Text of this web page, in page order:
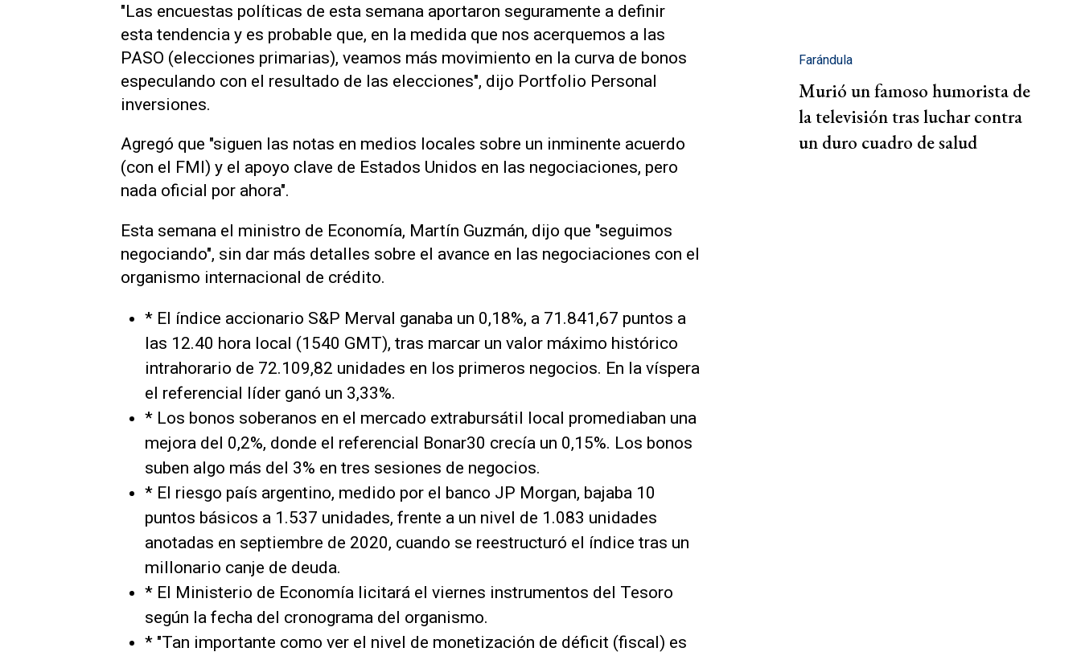
"Las encuestas políticas de esta semana aportaron seguramente a definir
esta tendencia y es probable que, en la medida que nos acerquemos a las
PASO (elecciones primarias), veamos más movimiento en la curva de bonos
especulando con el resultado de las elecciones", dijo Portfolio Personal
inversiones.
Agregó que "siguen las notas en medios locales sobre un inminente acuerdo
(con el FMI) y el apoyo clave de Estados Unidos en las negociaciones, pero
nada oficial por ahora".
Esta semana el ministro de Economía, Martín Guzmán, dijo que "seguimos
negociando", sin dar más detalles sobre el avance en las negociaciones con el
organismo internacional de crédito.
* El índice accionario S&P Merval ganaba un 0,18%, a 71.841,67 puntos a
las 12.40 hora local (1540 GMT), tras marcar un valor máximo histórico
intrahorario de 72.109,82 unidades en los primeros negocios. En la víspera
el referencial líder ganó un 3,33%.
* Los bonos soberanos en el mercado extrabursátil local promediaban una
mejora del 0,2%, donde el referencial Bonar30 crecía un 0,15%. Los bonos
suben algo más del 3% en tres sesiones de negocios.
* El riesgo país argentino, medido por el banco JP Morgan, bajaba 10
puntos básicos a 1.537 unidades, frente a un nivel de 1.083 unidades
anotadas en septiembre de 2020, cuando se reestructuró el índice tras un
millonario canje de deuda.
* El Ministerio de Economía licitará el viernes instrumentos del Tesoro
según la fecha del cronograma del organismo.
* "Tan importante como ver el nivel de monetización de déficit (fiscal) es
Farándula
Murió un famoso humorista de
la televisión tras luchar contra
un duro cuadro de salud